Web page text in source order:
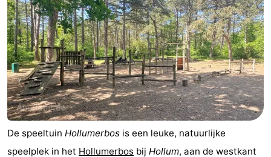
De speeltuin Hollumerbos is een leuke, natuurlijke
speelplek in het Hollumerbos bij Hollum, aan de westkant